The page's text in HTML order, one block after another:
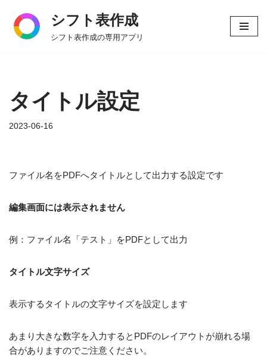
コ
へ
キ
シフト表作成
シフト表作成の専用アプリ
タイトル設定
2023-06-16
ファイル名をPDFへタイトルとして出力する設定です
編集画面には表示されません
例：ファイル名「テスト」をPDFとして出力
タイトル文字サイズ
表示するタイトルの文字サイズを設定します
あまり大きな数字を入力するとPDFのレイアウトが崩れる場
合がありますのでご注意ください。